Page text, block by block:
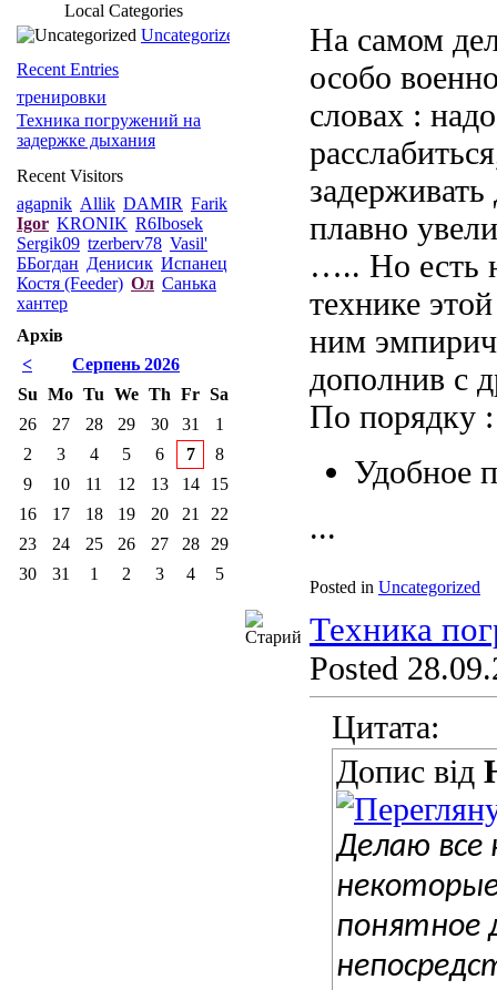
На самом
особо
словах :
плавно
….. Но есть
технике
ним
дополнив с
По порядку :
Удобное
...
Posted in Uncategorized
Техника
Posted
Цитата:
Допис від
Делаю все
понятное
Local Categories
Uncategorized
Recent Entries
тренировки
Техника погружений на
задержке дыхания
Recent Visitors
agapnik Allik DAMIR Farik
Igor KRONIK R6Ibosek
Sergik09 tzerberv78 Vasil'
ББогдан Денисик Испанец
Костя (Feeder) Ол Санька
хантер
Архів
<
Серпень 2026
Su Mo Tu We Th Fr Sa
26
27 28 29 30 31
1
2
3 4 5 6 7
8
9
10 11 12 13 14
15
16
17 18 19 20 21
22
23
24 25 26 27 28
29
30
31 1 2 3 4 5